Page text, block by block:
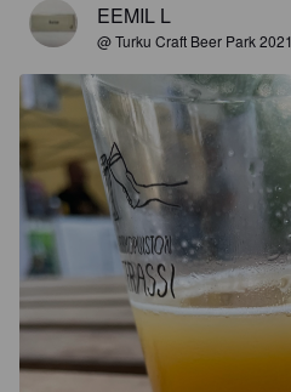
EEMIL L
@ Turku Craft Beer Park 2021